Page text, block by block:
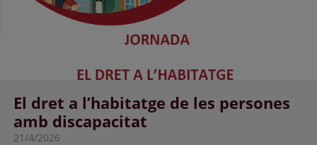
El dret a l’habitatge de les persones
amb discapacitat
21/4/2026